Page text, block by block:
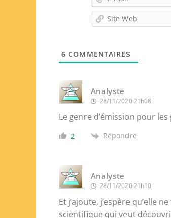
6 COMMENTAIRES
Analyste
28/11/2020 21h08
Le genre d’émission pour
2 Répondre
Analyste
28/11/2020 21h10
Et j’ajoute, j’espère qu’elle
scientifique qui veut